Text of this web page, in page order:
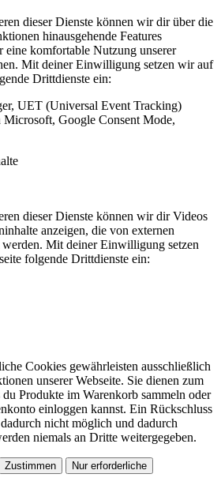
dieser Dienste können wir dir über die
hinausgehende Features
eine komfortable Nutzung unserer
Mit deiner Einwilligung setzen wir auf
Drittdienste ein:
UET (Universal Event Tracking)
Google Consent Mode,
dieser Dienste können wir dir Videos
anzeigen, die von externen
werden. Mit deiner Einwilligung setzen
folgende Drittdienste ein:
Cookies gewährleisten ausschließlich
unserer Webseite. Sie dienen zum
du Produkte im Warenkorb sammeln oder
einloggen kannst. Ein Rückschluss
nicht möglich und dadurch
niemals an Dritte weitergegeben.
Zustimmen Nur erforderliche